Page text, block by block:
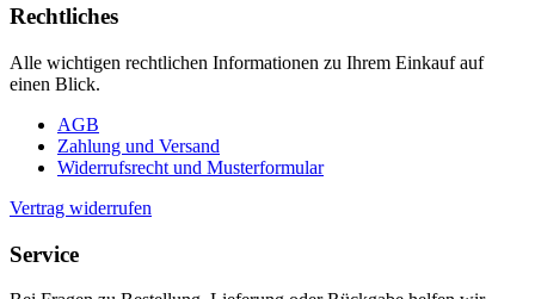
Rechtliches
Alle wichtigen rechtlichen Informationen zu Ihrem Einkauf auf
einen Blick.
AGB
Zahlung und Versand
Widerrufsrecht und Musterformular
Vertrag widerrufen
Service